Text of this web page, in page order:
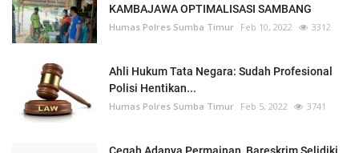
KAMBAJAWA OPTIMALISASI SAMBANG
Humas Polres Sumba Timur Feb 10, 2022 3312
Ahli Hukum Tata Negara: Sudah Profesional
Polisi Hentikan...
Humas Polres Sumba Timur Feb 5, 2022 3741
Cegah Adanya Permainan, Bareskrim Selidiki